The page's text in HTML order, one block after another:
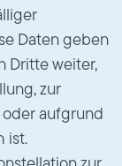
Daten geben
Dritte weiter,
zur
aufgrund
ist.